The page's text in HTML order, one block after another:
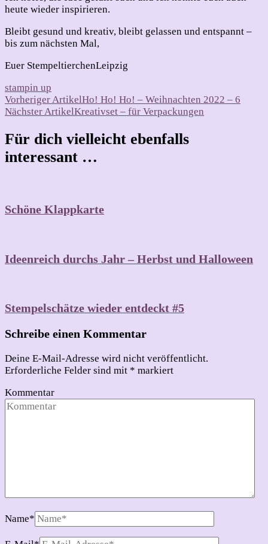
heute wieder inspirieren.
Bleibt gesund und kreativ, bleibt gelassen und entspannt –
bis zum nächsten Mal,
Euer StempeltierchenLeipzig
stampin up
Beitragsnavigation
Vorheriger ArtikelHo! Ho! Ho! – Weihnachten 2022 – 6
Nächster ArtikelKreativset – für Verpackungen
Für dich vielleicht ebenfalls
interessant …
Schöne Klappkarte
Ideenreich durchs Jahr – Herbst und Halloween
Stempelschätze wieder entdeckt #5
Schreibe einen Kommentar
Deine E-Mail-Adresse wird nicht veröffentlicht.
Erforderliche Felder sind mit * markiert
Kommentar
Name*